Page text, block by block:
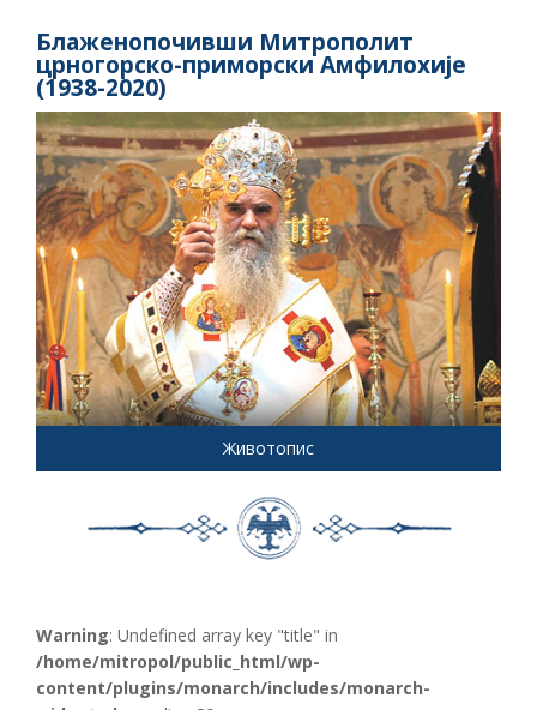
Блаженопочивши Митрополит
црногорско-приморски Амфилохије
(1938-2020)
Животопис
Warning: Undefined array key "title" in
/home/mitropol/public_html/wp-
content/plugins/monarch/includes/monarch-